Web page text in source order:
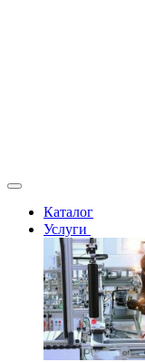
Каталог
Услуги